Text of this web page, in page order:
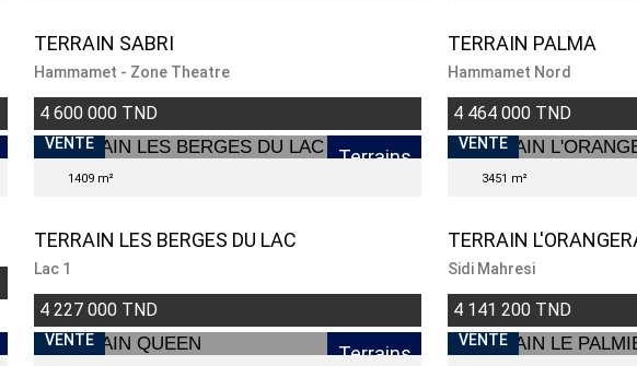
TERRAIN SABRI
Hammamet - Zone Theatre
4 600 000 TND
TERRAIN PALMA
Hammamet Nord
4 464 000 TND
VENDU
VENTE
Terrains
1409 m²
TERRAIN LES BERGES DU LAC
Lac 1
4 227 000 TND
VENTE
3451 m²
TERRAIN
Sidi Mahresi
4 141 200 TND
VENTE
Terrains
VENTE